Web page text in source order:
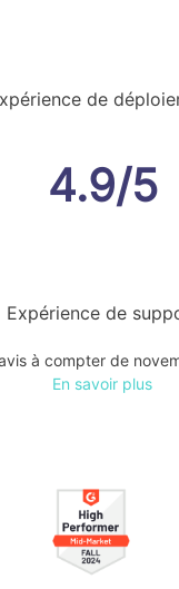
de
4.9/5
Expérience de
à compter de
En savoir plus